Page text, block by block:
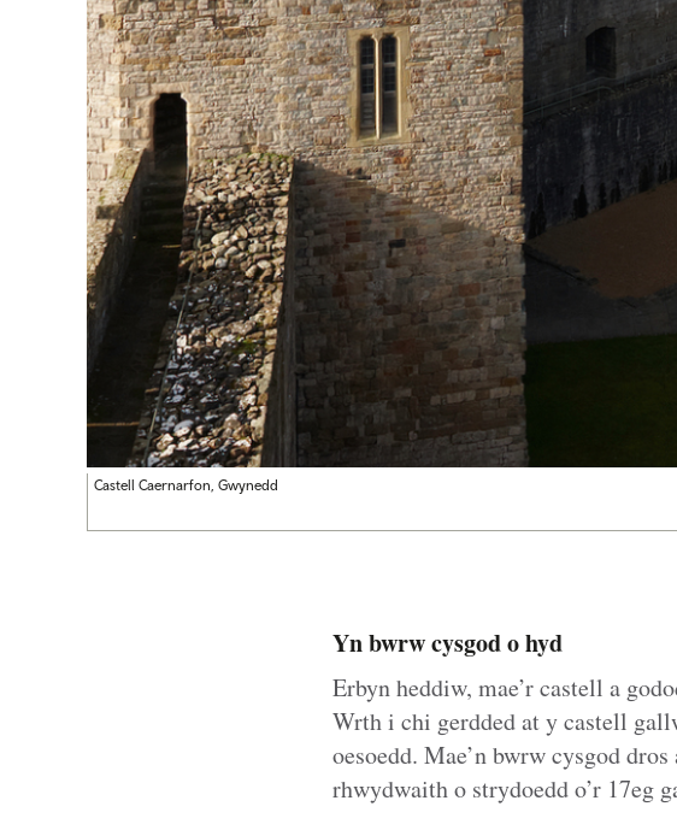
Castell Caernarfon, Gwynedd
Yn bwrw cysgod o hyd
Erbyn heddiw, mae’r castell a
Wrth i chi gerdded at y castell
oesoedd. Mae’n bwrw cysgod
rhwydwaith o strydoedd o’r 17eg